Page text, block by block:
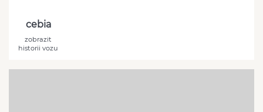
cebia
zobrazit
historii vozu